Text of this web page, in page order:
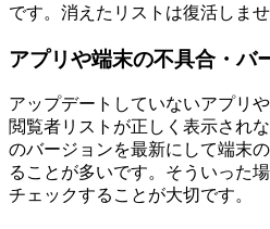
です。消えたリストは復活しませ
アプリや端末の不具合・バ
アップデートしていないアプリ
閲覧者リストが正しく表示され
のバージョンを最新にして端末
ることが多いです。そういった
チェックすることが大切です。